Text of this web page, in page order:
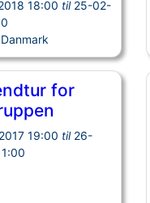
18:00 til 25-02-
for
19:00 til 26-